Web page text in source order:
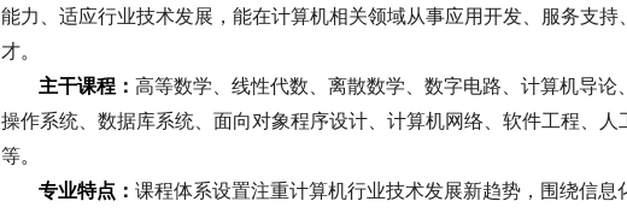
能力、适应行业技术发展，能在计算机相关领域从事应用开发、服务支
才。
主干课程 ： 高等数学、线性代数、离散数学、数字电路、计算机导论
操作系统、数据库系统、面向对象程序设计、计算机网络、软件工程、
等。
专业特点 ： 课程体系设置注重计算机行业技术发展新趋势，围绕信